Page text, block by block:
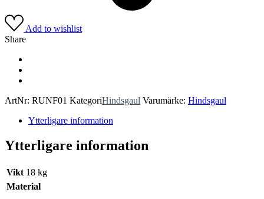
Add to wishlist
Share
ArtNr: RUNF01 KategoriHindsgaul Varumärke: Hindsgaul
Ytterligare information
Ytterligare information
Vikt 18 kg
Material